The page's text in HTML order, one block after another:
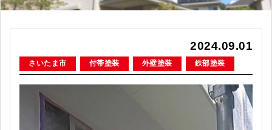
2024.09.01
さいたま市 付帯塗装 外壁塗装 鉄部塗装